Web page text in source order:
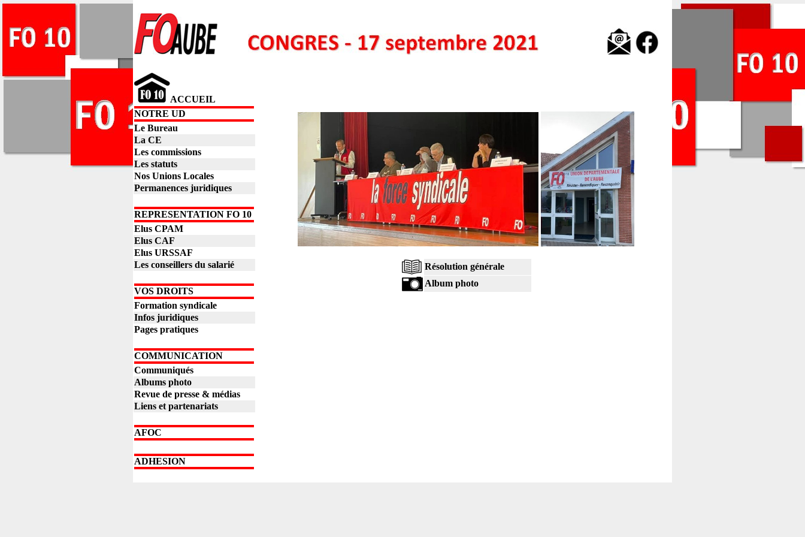
ACCUEIL
NOTRE UD
Le Bureau
La CE
Les commissions
Les statuts
Nos Unions Locales
Permanences juridiques
REPRESENTATION FO 10
Elus CPAM
Elus CAF
Elus URSSAF
Les conseillers du salarié
VOS DROITS
Formation syndicale
Infos juridiques
Pages pratiques
COMMUNICATION
Communiqués
Albums photo
Revue de presse & médias
Liens et partenariats
AFOC
ADHESION
Résolution générale
Album photo